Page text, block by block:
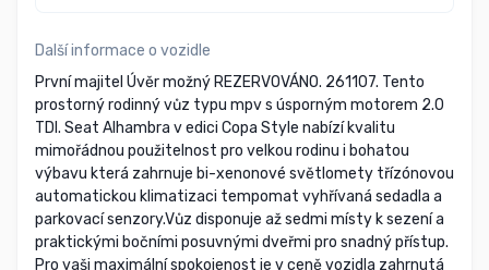
Další informace o vozidle
První majitel Úvěr možný REZERVOVÁNO. 261107. Tento
prostorný rodinný vůz typu mpv s úsporným motorem 2.0
TDI. Seat Alhambra v edici Copa Style nabízí kvalitu
mimořádnou použitelnost pro velkou rodinu i bohatou
výbavu která zahrnuje bi-xenonové světlomety třízónovou
automatickou klimatizaci tempomat vyhřívaná sedadla a
parkovací senzory.Vůz disponuje až sedmi místy k sezení a
praktickými bočními posuvnými dveřmi pro snadný přístup.
Pro vaši maximální spokojenost je v ceně vozidla zahrnutá